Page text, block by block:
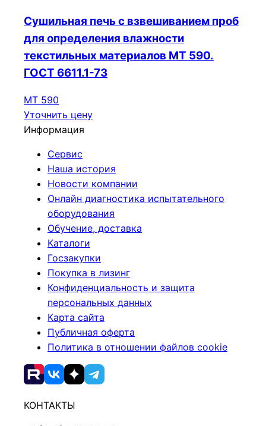
Сушильная печь с взвешиванием проб
для определения влажности
текстильных материалов МТ 590.
ГОСТ 6611.1-73
МТ 590
Уточнить цену
Информация
Сервис
Наша история
Новости компании
Онлайн диагностика испытательного
оборудования
Обучение, доставка
Каталоги
Госзакупки
Покупка в лизинг
Конфиденциальность и защита
персональных данных
Карта сайта
Публичная оферта
Политика в отношении файлов cookie
КОНТАКТЫ